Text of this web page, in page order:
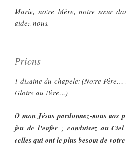
Marie, notre Mère, notre sœur
aidez-nous.
Prions
1 dizaine du chapelet (Notre
Gloire au Père…)
O mon Jésus pardonnez-nous nos
feu de l’enfer ; conduisez au
celles qui ont le plus besoin de